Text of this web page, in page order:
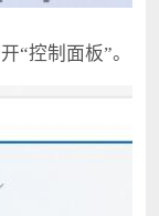
控制面板”。